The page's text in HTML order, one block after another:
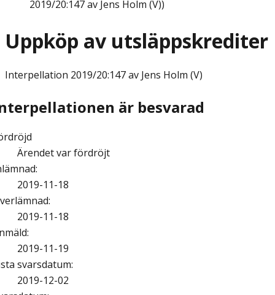
2019/20:147 av Jens Holm (V))
Uppköp av utsläppskrediter
Interpellation 2019/20:147 av Jens Holm (V)
är besvarad
Ärendet var fördröjt
:
2019-11-18
:
2019-11-18
:
2019-11-19
svarsdatum:
2019-12-02